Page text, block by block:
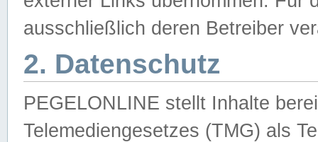
ausschließlich deren Betreiber
2. Datenschutz
PEGELONLINE stellt Inhalte
Telemediengesetzes (TMG) als